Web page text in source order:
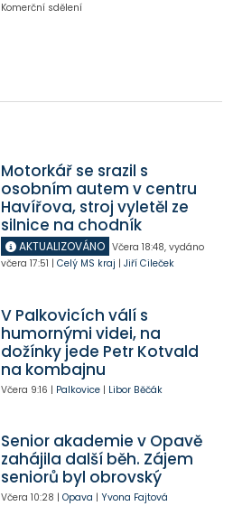
Komerční sdělení
Motorkář se srazil s
osobním autem v centru
Havířova, stroj vyletěl ze
silnice na chodník
AKTUALIZOVÁNO Včera 18:48, vydáno
včera 17:51 | Celý MS kraj | Jiří Cileček
V Palkovicích válí s
humornými videi, na
dožínky jede Petr Kotvald
na kombajnu
Včera 9:16 | Palkovice| Libor Běčák
Senior akademie v Opavě
zahájila další běh. Zájem
seniorů byl obrovský
Včera 10:28 | Opava | Yvona Fajtová